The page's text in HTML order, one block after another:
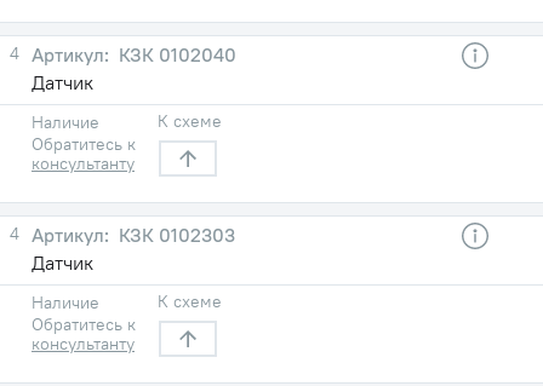
4
КЗК 0102040
Датчик
Наличие
Обратитесь к
консультанту
К схеме
4
КЗК 0102303
Датчик
Наличие
Обратитесь к
консультанту
К схеме